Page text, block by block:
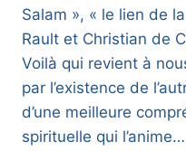
Salam », « le lien de
Rault et Christian de
Voilà qui revient à
par l’existence de
d’une meilleure
spirituelle qui